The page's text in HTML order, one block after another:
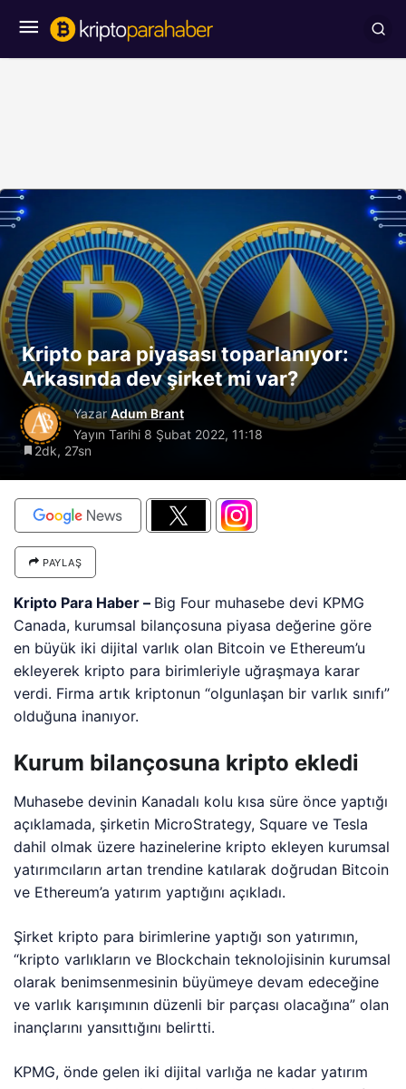
Kripto para piyasası toparlanıyor:
Arkasında dev şirket mi var?
Yazar Adum Brant
Yayın Tarihi 8 Şubat 2022, 11:18
2dk, 27sn
PAYLAŞ
Kripto Para Haber – Big Four muhasebe devi KPMG
Canada, kurumsal bilançosuna piyasa değerine göre
en büyük iki dijital varlık olan Bitcoin ve Ethereum’u
ekleyerek kripto para birimleriyle uğraşmaya karar
verdi. Firma artık kriptonun “olgunlaşan bir varlık sınıfı”
olduğuna inanıyor.
Kurum bilançosuna kripto ekledi
Muhasebe devinin Kanadalı kolu kısa süre önce yaptığı
açıklamada, şirketin MicroStrategy, Square ve Tesla
dahil olmak üzere hazinelerine kripto ekleyen kurumsal
yatırımcıların artan trendine katılarak doğrudan Bitcoin
ve Ethereum’a yatırım yaptığını açıkladı.
Şirket kripto para birimlerine yaptığı son yatırımın,
“kripto varlıkların ve Blockchain teknolojisinin kurumsal
olarak benimsenmesinin büyümeye devam edeceğine
ve varlık karışımının düzenli bir parçası olacağına” olan
inançlarını yansıttığını belirtti.
KPMG, önde gelen iki dijital varlığa ne kadar yatırım